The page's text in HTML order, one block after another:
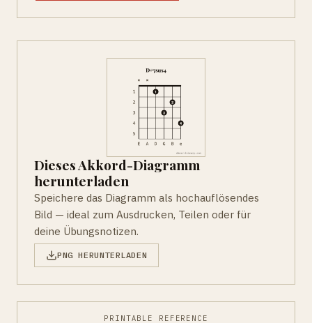
Dieses Akkord-Diagramm
herunterladen
Speichere das Diagramm als hochauflösendes
Bild — ideal zum Ausdrucken, Teilen oder für
deine Übungsnotizen.
PNG HERUNTERLADEN
PRINTABLE REFERENCE